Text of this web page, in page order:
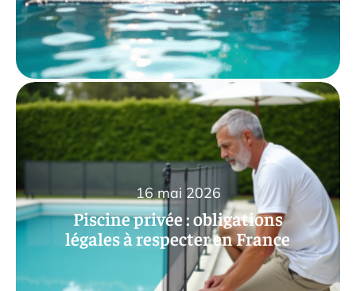
Piscine privée : obligations
légales à respecter en France
16 mai 2026